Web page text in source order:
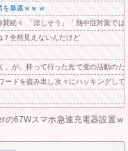
暴露ｗｗｗ
続々 「涼しそう」「熱中症対策で
全然見えないんだけど
が、持って行った先で党の活動のた
ドを盗み出し次々にハッキングして
の67Wスマホ急速充電器設置ｗ